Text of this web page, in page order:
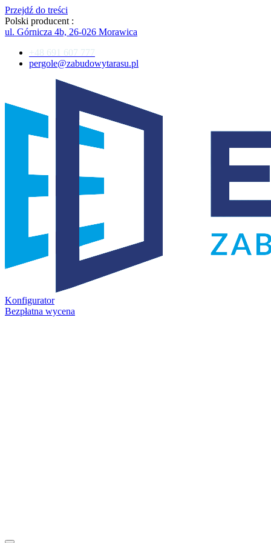
Przejdź do treści
Polski producent :
ul. Górnicza 4b, 26-026 Morawica
+48 691 607 777
pergole@zabudowytarasu.pl
Konfigurator
Bezpłatna wycena